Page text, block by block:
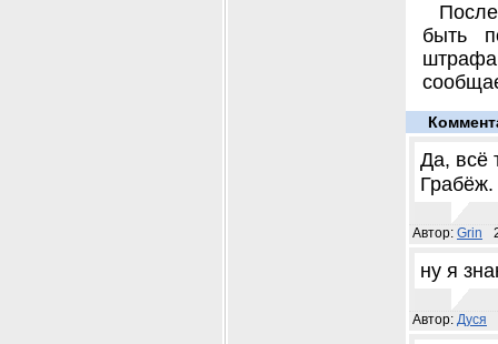
быть
Да, всё
Грабёж.
Автор: Grin
ну я
Автор: Дуся